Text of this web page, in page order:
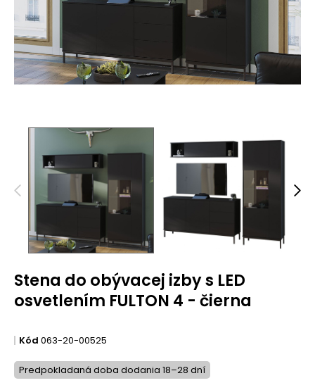
Stena do obývacej izby s LED
osvetlením FULTON 4 - čierna
Kód 063-20-00525
Predpokladaná doba dodania 18–28 dní